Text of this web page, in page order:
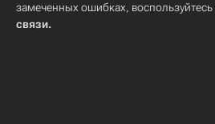
замеченных ошибках, воспользуйтесь
связи.